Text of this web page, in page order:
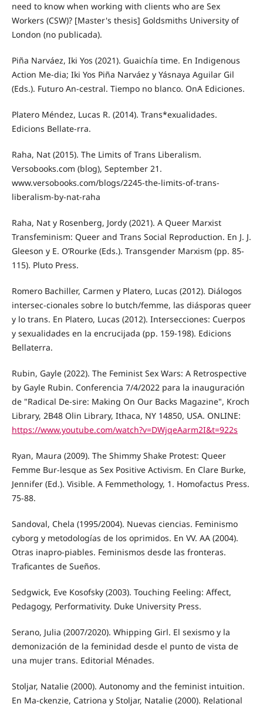
need to know when working with clients who are Sex
Workers (CSW)? [Master's thesis] Goldsmiths University of
London (no publicada).
Piña Narváez, Iki Yos (2021). Guaichía time. En Indigenous
Action Me-dia; Iki Yos Piña Narváez y Yásnaya Aguilar Gil
(Eds.). Futuro An-cestral. Tiempo no blanco. OnA Ediciones.
Platero Méndez, Lucas R. (2014). Trans*exualidades.
Edicions Bellate-rra.
Raha, Nat (2015). The Limits of Trans Liberalism.
Versobooks.com (blog), September 21.
www.versobooks.com/blogs/2245-the-limits-of-trans-
liberalism-by-nat-raha
Raha, Nat y Rosenberg, Jordy (2021). A Queer Marxist
Transfeminism: Queer and Trans Social Reproduction. En J. J.
Gleeson y E. O’Rourke (Eds.). Transgender Marxism (pp. 85-
115). Pluto Press.
Romero Bachiller, Carmen y Platero, Lucas (2012). Diálogos
intersec-cionales sobre lo butch/femme, las diásporas queer
y lo trans. En Platero, Lucas (2012). Intersecciones: Cuerpos
y sexualidades en la encrucijada (pp. 159-198). Edicions
Bellaterra.
Rubin, Gayle (2022). The Feminist Sex Wars: A Retrospective
by Gayle Rubin. Conferencia 7/4/2022 para la inauguración
de "Radical De-sire: Making On Our Backs Magazine", Kroch
Library, 2B48 Olin Library, Ithaca, NY 14850, USA. ONLINE:
https://www.youtube.com/watch?v=DWjqeAarm2I&t=922s
Ryan, Maura (2009). The Shimmy Shake Protest: Queer
Femme Bur-lesque as Sex Positive Activism. En Clare Burke,
Jennifer (Ed.). Visible. A Femmethology, 1. Homofactus Press.
75-88.
Sandoval, Chela (1995/2004). Nuevas ciencias. Feminismo
cyborg y metodologías de los oprimidos. En VV. AA (2004).
Otras inapro-piables. Feminismos desde las fronteras.
Traficantes de Sueños.
Sedgwick, Eve Kosofsky (2003). Touching Feeling: Affect,
Pedagogy, Performativity. Duke University Press.
Serano, Julia (2007/2020). Whipping Girl. El sexismo y la
demonización de la feminidad desde el punto de vista de
una mujer trans. Editorial Ménades.
Stoljar, Natalie (2000). Autonomy and the feminist intuition.
En Ma-ckenzie, Catriona y Stoljar, Natalie (2000). Relational